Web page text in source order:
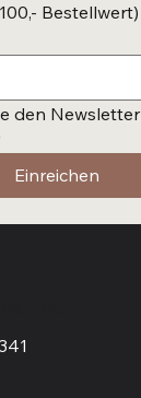
Bestellwert)
den Newsletter
Einreichen